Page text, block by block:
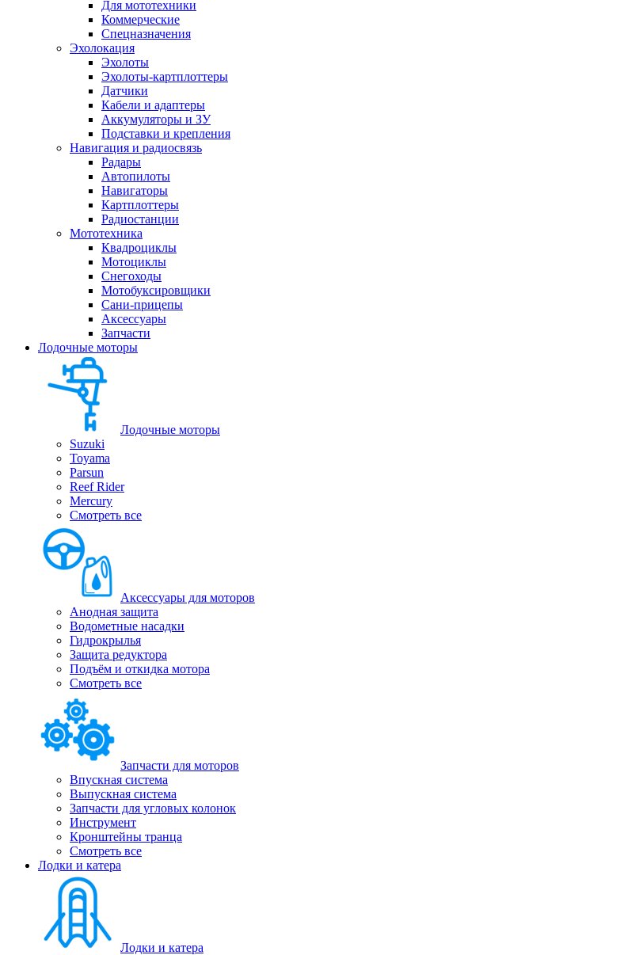
Для мототехники
Коммерческие
Спецназначения
Эхолокация
Эхолоты
Эхолоты-картплоттеры
Датчики
Кабели и адаптеры
Аккумуляторы и ЗУ
Подставки и крепления
Навигация и радиосвязь
Радары
Автопилоты
Навигаторы
Картплоттеры
Радиостанции
Мототехника
Квадроциклы
Мотоциклы
Снегоходы
Мотобуксировщики
Сани-прицепы
Аксессуары
Запчасти
Лодочные моторы
Лодочные моторы
Suzuki
Toyama
Parsun
Reef Rider
Mercury
Смотреть все
Аксессуары для моторов
Анодная защита
Водометные насадки
Гидрокрылья
Защита редуктора
Подъём и откидка мотора
Смотреть все
Запчасти для моторов
Впускная система
Выпускная система
Запчасти для угловых колонок
Инструмент
Кронштейны транца
Смотреть все
Лодки и катера
Лодки и катера